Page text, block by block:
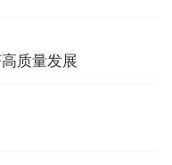
质量发展